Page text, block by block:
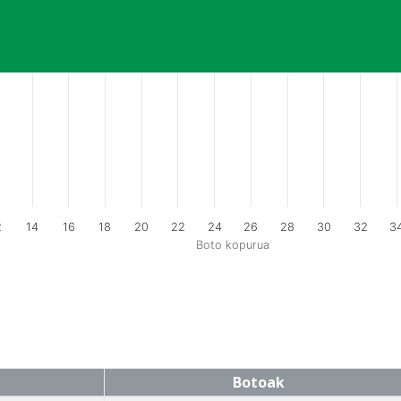
Boto kopurua
14 16 18 20 22 24 26 28 30 32
Botoak